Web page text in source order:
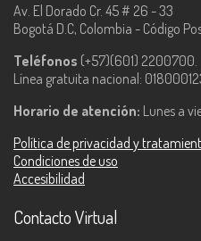
Av. El Dorado Cr. 45 # 26 - 33
Bogotá D.C, Colombia - Código
Teléfonos (+57)(601) 2200700.
Línea gratuita nacional:
Horario de atención: Lunes a
Política de privacidad y
Condiciones de uso
Accesibilidad
Contacto Virtual